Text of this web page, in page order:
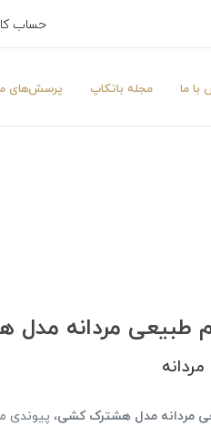
حساب
با ما مجله باتکاپ پرسش‌های
طبیعی مردانه
مردانه مدل هشترک کشی، پیوندی